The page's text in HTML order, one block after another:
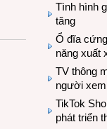
Tình hình
tăng
Ổ đĩa
năng xuất
TV thông
người
TikTok
phát triển